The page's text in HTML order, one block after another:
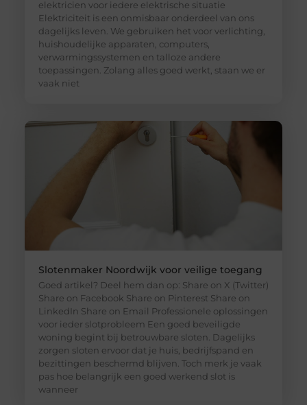
elektricien voor iedere elektrische situatie
Elektriciteit is een onmisbaar onderdeel van ons
dagelijks leven. We gebruiken het voor verlichting,
huishoudelijke apparaten, computers,
verwarmingssystemen en talloze andere
toepassingen. Zolang alles goed werkt, staan we er
vaak niet
Slotenmaker Noordwijk voor veilige toegang
Goed artikel? Deel hem dan op: Share on X (Twitter)
Share on Facebook Share on Pinterest Share on
LinkedIn Share on Email Professionele oplossingen
voor ieder slotprobleem Een goed beveiligde
woning begint bij betrouwbare sloten. Dagelijks
zorgen sloten ervoor dat je huis, bedrijfspand en
bezittingen beschermd blijven. Toch merk je vaak
pas hoe belangrijk een goed werkend slot is
wanneer